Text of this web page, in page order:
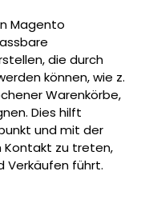
Magento
die durch
können, wie z.
Warenkörbe,
Dies hilft
und mit der
Kontakt zu treten,
Verkäufen führt.